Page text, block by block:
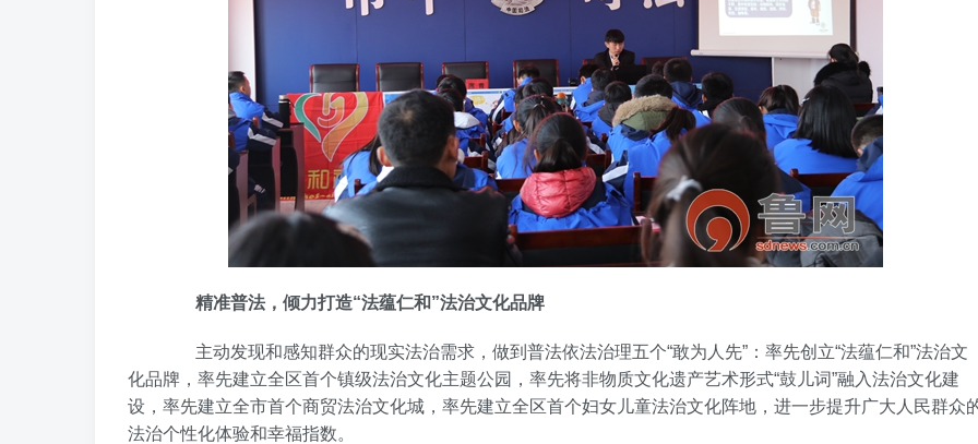
精准普法，倾力打造“法蕴仁和”法治文化品牌
主动发现和感知群众的现实法治需求，做到普法依法治理五个“敢为人先”：率先创立“法蕴仁和”法治文
化品牌，率先建立全区首个镇级法治文化主题公园，率先将非物质文化遗产艺术形式“鼓儿词”融入法治文化建
设，率先建立全市首个商贸法治文化城，率先建立全区首个妇女儿童法治文化阵地，进一步提升广大人民群众
法治个性化体验和幸福指数。